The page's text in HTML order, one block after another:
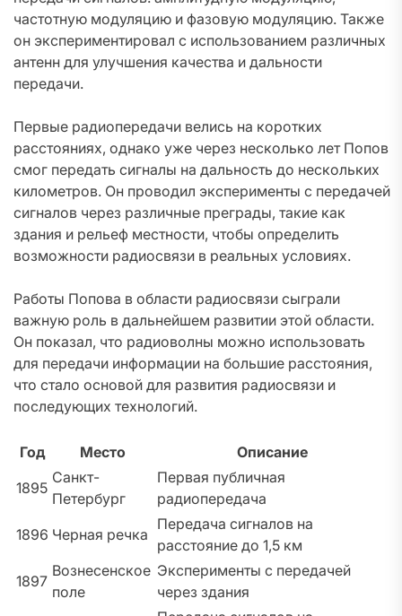
частотную модуляцию и фазовую модуляцию. Также
он экспериментировал с использованием различных
антенн для улучшения качества и дальности
передачи.
Первые радиопередачи велись на коротких
расстояниях, однако уже через несколько лет Попов
смог передать сигналы на дальность до нескольких
километров. Он проводил эксперименты с передачей
сигналов через различные преграды, такие как
здания и рельеф местности, чтобы определить
возможности радиосвязи в реальных условиях.
Работы Попова в области радиосвязи сыграли
важную роль в дальнейшем развитии этой области.
Он показал, что радиоволны можно использовать
для передачи информации на большие расстояния,
что стало основой для развития радиосвязи и
последующих технологий.
Год Место
Описание
1895
Санкт-
Петербург
Первая публичная
радиопередача
1896 Черная речка
Передача сигналов на
расстояние до 1,5 км
1897
Вознесенское
поле
Эксперименты с передачей
через здания